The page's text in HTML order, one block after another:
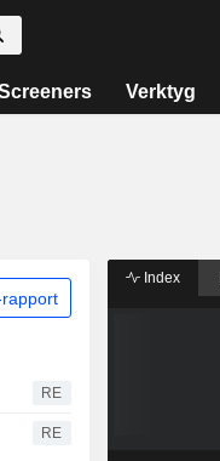
Verktyg
RE
RE
Index